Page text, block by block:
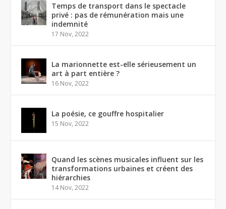
Temps de transport dans le spectacle
privé : pas de rémunération mais une
indemnité
17 Nov, 2022
La marionnette est-elle sérieusement un
art à part entière ?
16 Nov, 2022
La poésie, ce gouffre hospitalier
15 Nov, 2022
Quand les scènes musicales influent sur les
transformations urbaines et créent des
hiérarchies
14 Nov, 2022